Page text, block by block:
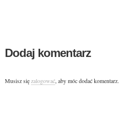
Dodaj komentarz
Musisz sięzalogować, aby móc dodać komentarz.